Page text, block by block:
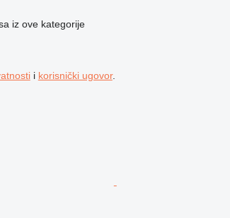
iz ove kategorije
i korisnički ugovor.